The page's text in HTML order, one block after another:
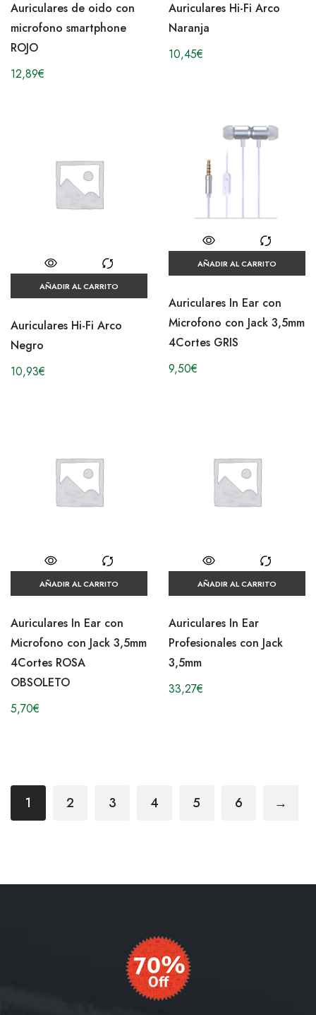
Auriculares de oido con
microfono smartphone
ROJO
12,89€
Auriculares Hi-Fi Arco
Naranja
10,45€
AÑADIR AL CARRITO
Auriculares Hi-Fi Arco
Negro
10,93€
AÑADIR AL CARRITO
Auriculares In Ear con
Microfono con Jack 3,5mm
4Cortes GRIS
9,50€
AÑADIR AL CARRITO
Auriculares In Ear con
Microfono con Jack 3,5mm
4Cortes ROSA
OBSOLETO
5,70€
AÑADIR AL CARRITO
Auriculares In Ear
Profesionales con Jack
3,5mm
33,27€
1 2 3 4 5 6 →